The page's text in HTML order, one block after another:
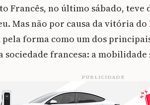
Francês, no último sábado,
Mas não por causa da vitória do
pela forma como um dos
sociedade francesa: a
PUBLICIDADE